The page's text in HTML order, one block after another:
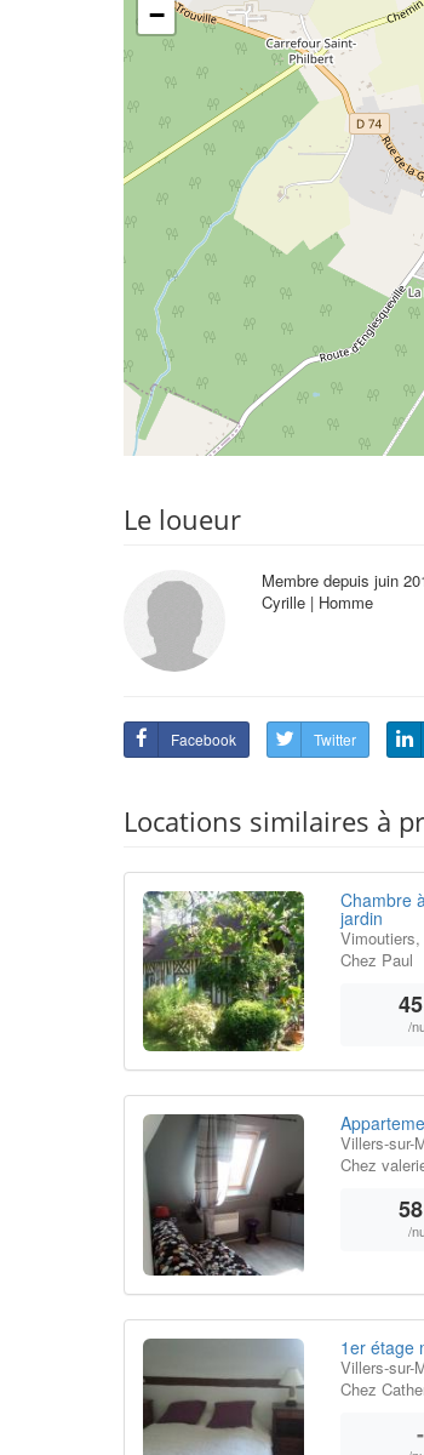
−
Le loueur
Membre depuis juin
Cyrille | Homme
Facebook Twitter
Locations similaires à
Chambre
jardin
Chez Paul
/
Villers-sur-
Chez
/
1er étage
Villers-sur-
Chez
-